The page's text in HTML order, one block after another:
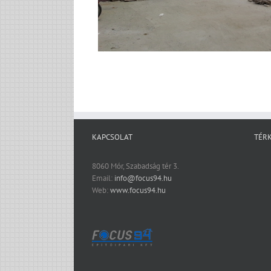
KAPCSOLAT
8060 Mór, Szabadság tér 3.
Email: info@focus94.hu
Web:www.focus94.hu